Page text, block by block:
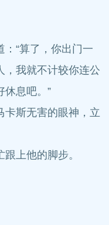
“算了，你出门一
，我就不计较你连公
休息吧。”
卡斯无害的眼神，立
上他的脚步。